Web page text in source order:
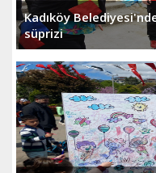
Kadıköy
süprizi